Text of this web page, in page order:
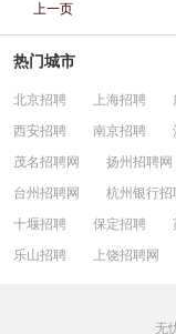
上一页
热门城市
北京招聘 上海招聘
西安招聘
南京招聘
茂名招聘网
扬州招聘网
台州招聘网
杭州银行招
十堰招聘
保定招聘
乐山招聘
上饶招聘网
无